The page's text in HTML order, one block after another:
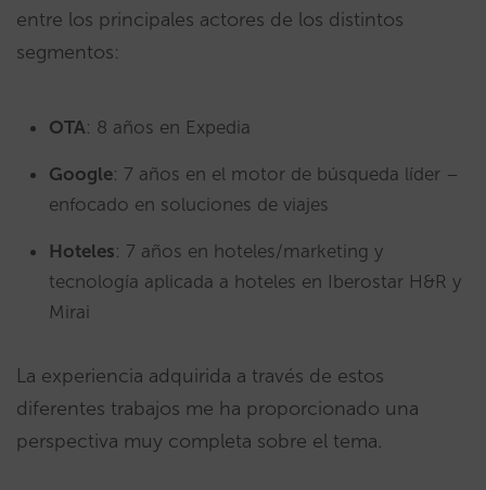
entre los principales actores de los distintos
segmentos:
OTA: 8 años en Expedia
Google: 7 años en el motor de búsqueda líder –
enfocado en soluciones de viajes
Hoteles: 7 años en hoteles/marketing y
tecnología aplicada a hoteles en Iberostar H&R y
Mirai
La experiencia adquirida a través de estos
diferentes trabajos me ha proporcionado una
perspectiva muy completa sobre el tema.